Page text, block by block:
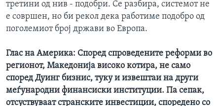
третини од нив - подобри. Се разбира, системот не
е совршен, но би рекол дека работиме подобро од
поголемиот број држави во Европа.
Глас на Америка: Според спроведените реформи во
регионот, Македонија високо котира, не само
според Дуинг бизнис, туку и извештаи на други
меѓународни финансиски институции. Па сепак,
отсуствуваат странските инвестиции, споредено со